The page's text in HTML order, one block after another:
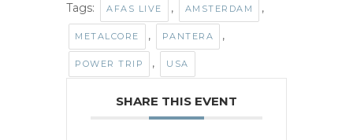
Tags: AFAS LIVE , AMSTERDAM ,
METALCORE , PANTERA ,
POWER TRIP , USA
SHARE THIS EVENT